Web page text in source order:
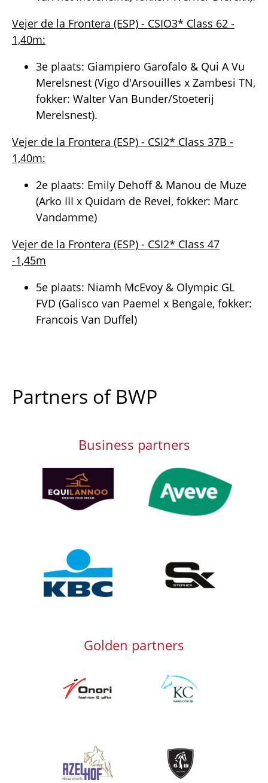
Vejer de la Frontera (ESP) - CSIO3* Class 62 -
1,40m:
3e plaats: Giampiero Garofalo & Qui A Vu
Merelsnest (Vigo d'Arsouilles x Zambesi TN,
fokker: Walter Van Bunder/Stoeterij
Merelsnest).
Vejer de la Frontera (ESP) - CSI2* Class 37B -
1,40m:
2e plaats: Emily Dehoff & Manou de Muze
(Arko III x Quidam de Revel, fokker: Marc
Vandamme)
Vejer de la Frontera (ESP) - CSI2* Class 47
-1,45m
5e plaats: Niamh McEvoy & Olympic GL
FVD (Galisco van Paemel x Bengale, fokker:
Francois Van Duffel)
Partners of BWP
Business partners
Afbeelding Afbeelding
Afbeelding
Golden partners
Afbeelding Afbeelding
Afbeelding Afbeelding